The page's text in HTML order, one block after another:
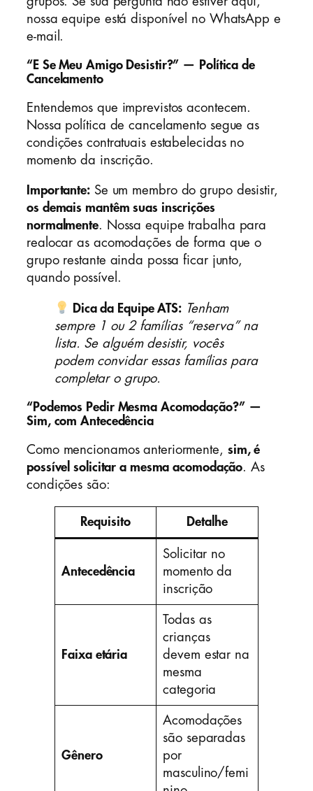
nossa equipe está disponível no WhatsApp e
e-mail.
“E Se Meu Amigo Desistir?” — Política de
Cancelamento
Entendemos que imprevistos acontecem.
Nossa política de cancelamento segue as
condições contratuais estabelecidas no
momento da inscrição.
Importante:Se um membro do grupo desistir,
os demais mantêm suas inscrições
normalmente. Nossa equipe trabalha para
realocar as acomodações de forma que o
grupo restante ainda possa ficar junto,
quando possível.
Dica da Equipe ATS: Tenham
sempre 1 ou 2 famílias “reserva” na
lista. Se alguém desistir, vocês
podem convidar essas famílias para
completar o grupo.
“Podemos Pedir Mesma Acomodação?” —
Sim, com Antecedência
Como mencionamos anteriormente, sim, é
possível solicitar a mesma acomodação. As
condições são:
Requisito Detalhe
Antecedência
Solicitar no
momento da
inscrição
Faixa etária
Todas as
crianças
devem estar na
mesma
categoria
Gênero
Acomodações
são separadas
por
masculino/femi